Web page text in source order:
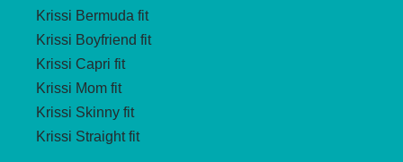
Krissi Bermuda fit
Krissi Boyfriend fit
Krissi Capri fit
Krissi Mom fit
Krissi Skinny fit
Krissi Straight fit